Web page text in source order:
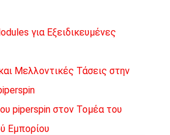
για Εξειδικευμένες
Μελλοντικές Τάσεις στην
piperspin στον Τομέα του
Εμπορίου